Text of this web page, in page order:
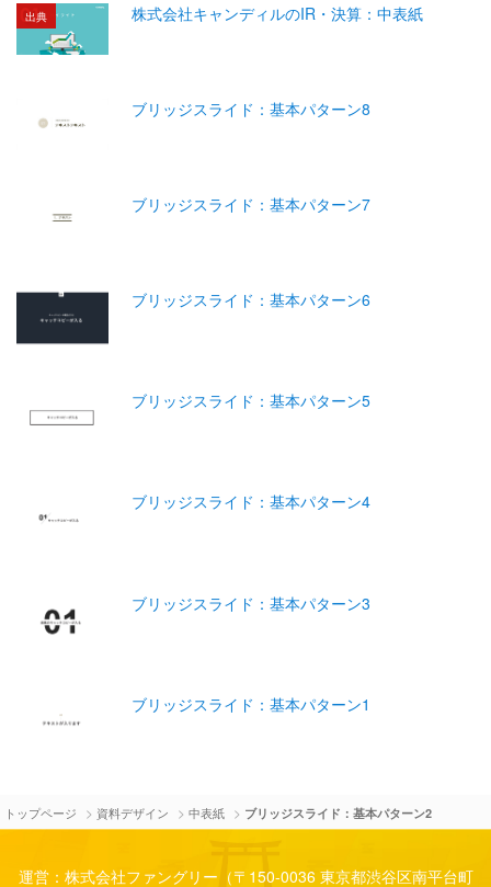
出典 株式会社キャンディルのIR・決算：中表紙
ブリッジスライド：基本パターン8
ブリッジスライド：基本パターン7
ブリッジスライド：基本パターン6
ブリッジスライド：基本パターン5
ブリッジスライド：基本パターン4
ブリッジスライド：基本パターン3
ブリッジスライド：基本パターン1
トップページ > 資料デザイン >中表紙 > ブリッジスライド：基本パターン2
運営：株式会社ファングリー（〒150-0036 東京都渋谷区南平台町